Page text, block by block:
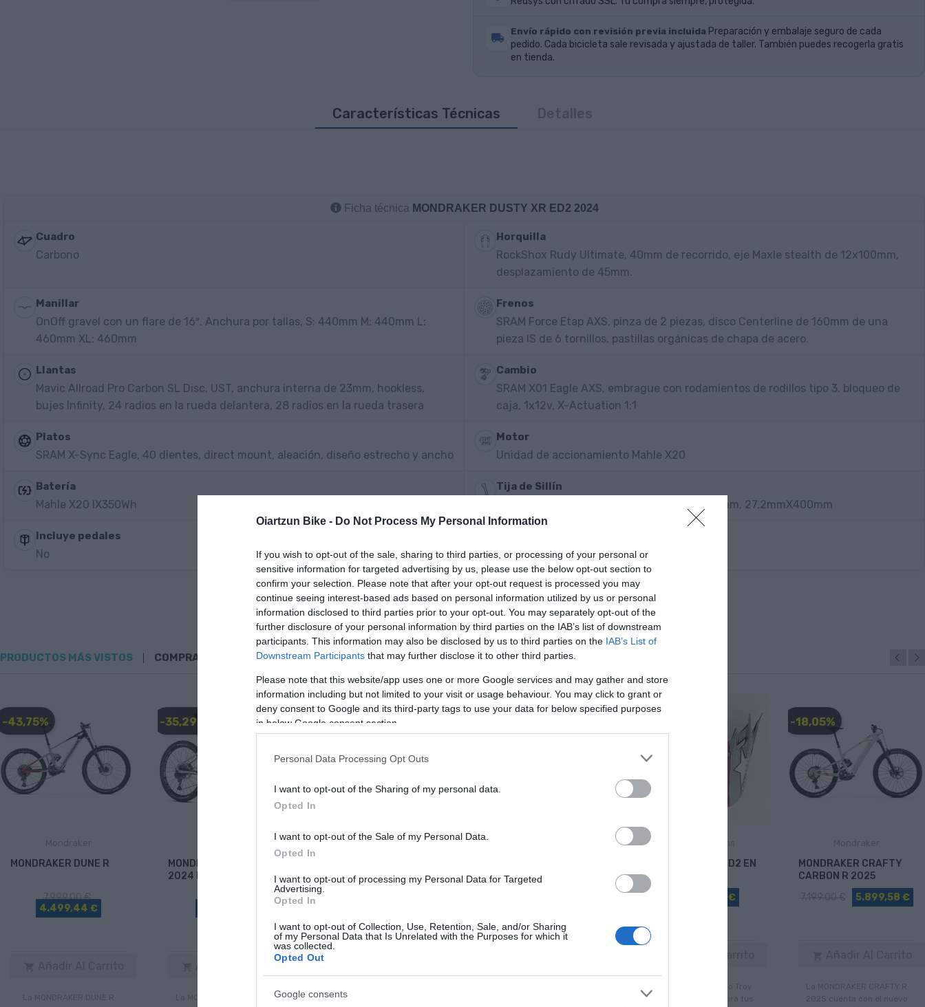
Oiartzun Bike - Do Not Process My Personal Information
If you wish to opt-out of the sale, sharing to third parties, or processing of your personal or
sensitive information for targeted advertising by us, please use the below opt-out section to
confirm your selection. Please note that after your opt-out request is processed you may
continue seeing interest-based ads based on personal information utilized by us or personal
information disclosed to third parties prior to your opt-out. You may separately opt-out of the
further disclosure of your personal information by third parties on the IAB’s list of downstream
participants. This information may also be disclosed by us to third parties on the IAB’s List of
Downstream Participants that may further disclose it to other third parties.
Please note that this website/app uses one or more Google services and may gather and store
information including but not limited to your visit or usage behaviour. You may click to grant or
deny consent to Google and its third-party tags to use your data for below specified purposes
in below Google consent section.
Personal Data Processing Opt Outs
I want to opt-out of the Sharing of my personal data.
Opted In
I want to opt-out of the Sale of my Personal Data.
Opted In
I want to opt-out of processing my Personal Data for Targeted
Advertising.
Opted In
I want to opt-out of Collection, Use, Retention, Sale, and/or Sharing
of my Personal Data that Is Unrelated with the Purposes for which it
was collected.
Opted Out
Google consents
Envío rápido con revisión previa incluida Preparación y embalaje seguro de cada
pedido. Cada bicicleta sale revisada y ajustada de taller. También puedes recogerla gratis
en tienda.
Características Técnicas
Ficha técnica MONDRAKER DUSTY XR ED2 2024
Cuadro
Carbono
Horquilla
RockShox Rudy Ultimate, 40mm de recorrido, eje Maxle stealth de 12x100mm,
desplazamiento de 45mm.
Manillar
OnOff gravel con un flare de 16º. Anchura por tallas, S: 440mm M: 440mm L:
460mm XL: 460mm
Frenos
SRAM Force Etap AXS, pinza de 2 piezas, disco Centerline de 160mm de una
pieza IS de 6 tornillos, pastillas orgánicas de chapa de acero.
Llantas
Mavic Allroad Pro Carbon SL Disc, UST, anchura interna de 23mm, hookless,
bujes Infinity, 24 radios en la rueda delantera, 28 radios en la rueda trasera
Cambio
SRAM X01 Eagle AXS, embrague con rodamientos de rodillos tipo 3, bloqueo de
caja, 1x12v, X-Actuation 1:1
Platos
SRAM X-Sync Eagle, 40 dientes, direct mount, aleación, diseño estrecho y ancho
Motor
Unidad de accionamiento Mahle X20
Batería
Mahle X20 IX350Wh
Tija de Sillín
Telescópica: RockShox Reverb XPLR AXS 75mm, 27,2mmX400mm
Incluye pedales
No
PRODUCTOS MÁS VISTOS COMPRADOS JUNTOS
-43,75%
MONDRAKER DUNE R
7.999,00 €
4.499,44 €
-35,29%
MONDRAKER CRAFTY R
2024 ED2
La MONDRAKER CRAFTY R
-36%
Giant
E+2 podrás recorrer los
VISERA TROY LEE D2 EN
15 COLORES
6,90 €
Lee D2 son ideales para tus
-18,05%
MONDRAKER CRAFTY
CARBON R 2025
5.899,58 €